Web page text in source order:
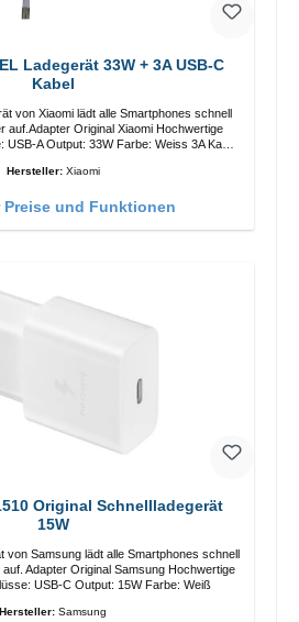
33W + 3A USB-C
Kabel
von Xiaomi lädt alle Smartphones schnell
Original Xiaomi Hochwertige
Hersteller: Xiaomi
und Funktionen
Original Schnellladegerät
15W
von Samsung lädt alle Smartphones schnell
Hochwertige
Anschlüsse: USB-C Output: 15W Farbe: Weiß
Hersteller: Samsung